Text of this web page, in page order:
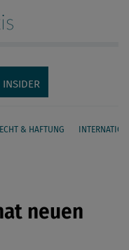
INSIDER
& HAFTUNG
teilen
Mail teilen
neuen